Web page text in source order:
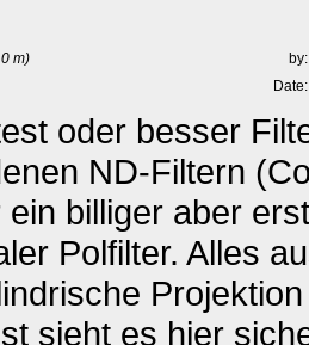
m) by:
Date:
oder besser
ND-Filtern
ein billiger aber
Polfilter. Alles
sieht es hier